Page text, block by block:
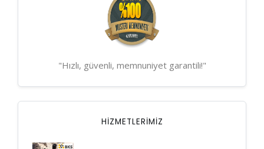
"Hızlı, güvenli, memnuniyet garantili!"
HIZMETLERIMIZ